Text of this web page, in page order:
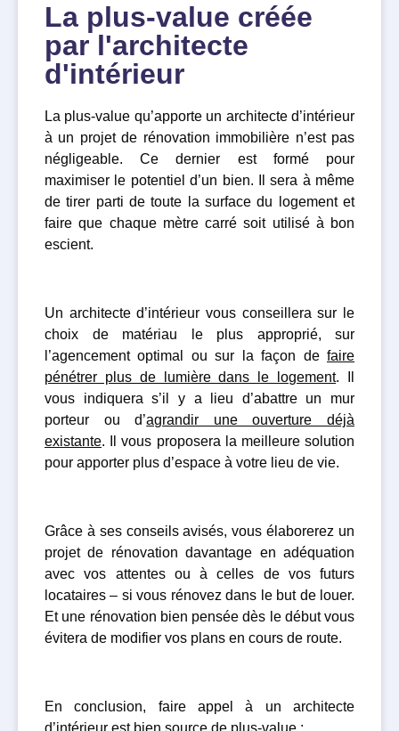
La plus-value créée
par l'architecte
d'intérieur
La plus-value qu’apporte un architecte d’intérieur
à un projet de rénovation immobilière n’est pas
négligeable. Ce dernier est formé pour
maximiser le potentiel d’un bien. Il sera à même
de tirer parti de toute la surface du logement et
faire que chaque mètre carré soit utilisé à bon
escient.
Un architecte d’intérieur vous conseillera sur le
choix de matériau le plus approprié, sur
l’agencement optimal ou sur la façon de faire
pénétrer plus de lumière dans le logement. Il
vous indiquera s’il y a lieu d’abattre un mur
porteur ou d’agrandir une ouverture déjà
existante. Il vous proposera la meilleure solution
pour apporter plus d’espace à votre lieu de vie.
Grâce à ses conseils avisés, vous élaborerez un
projet de rénovation davantage en adéquation
avec vos attentes ou à celles de vos futurs
locataires – si vous rénovez dans le but de louer.
Et une rénovation bien pensée dès le début vous
évitera de modifier vos plans en cours de route.
En conclusion, faire appel à un architecte
d’intérieur est bien source de plus-value :